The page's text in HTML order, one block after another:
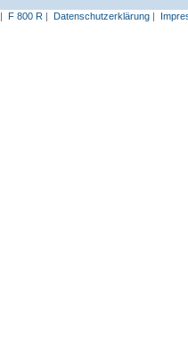
F 800 R | Datenschutzerklärung|